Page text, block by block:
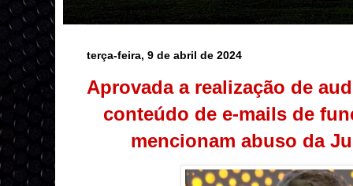
terça-feira, 9 de abril de 2024
Aprovada a realização de
conteúdo de e-mails de
mencionam abuso da